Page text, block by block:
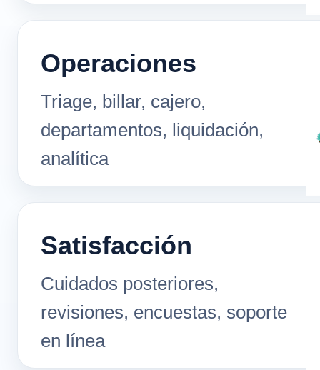
Operaciones
Triage, billar, cajero,
departamentos, liquidación,
analítica
Satisfacción
Cuidados posteriores,
revisiones, encuestas, soporte
en línea